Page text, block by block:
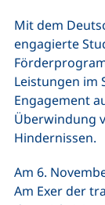
Mit dem
engagierte
Leistungen im
Engagement
Überwindung
Hindernissen.
Am 6.
Am Exer der